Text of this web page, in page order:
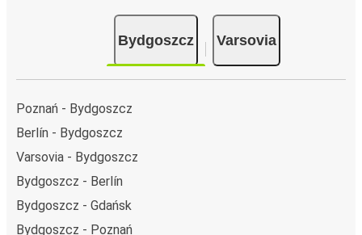
Bydgoszcz Varsovia
Poznań - Bydgoszcz
Berlín - Bydgoszcz
Varsovia - Bydgoszcz
Bydgoszcz - Berlín
Bydgoszcz - Gdańsk
Bydgoszcz - Poznań